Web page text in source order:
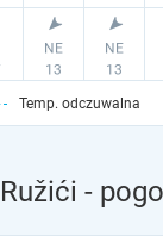
Temp. odczuwalna
-